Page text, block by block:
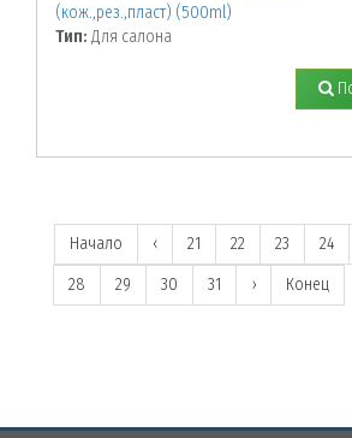
(кож.,рез.,пласт) (500ml)
Тип: Для салона
Начало ‹ 21 22 23 24
28
29 30 31 › Конец